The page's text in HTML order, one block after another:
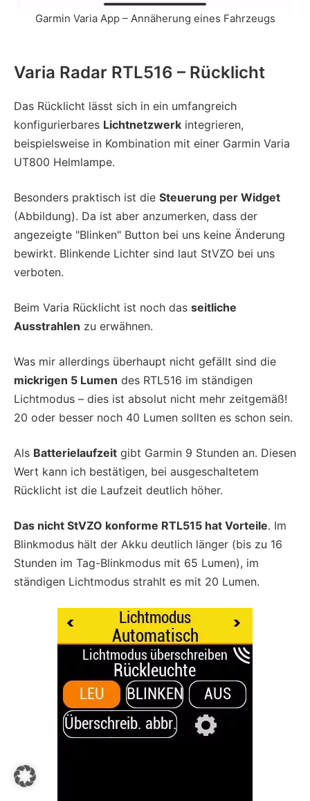
Garmin Varia App – Annäherung eines Fahrzeugs
Varia Radar RTL516 – Rücklicht
Das Rücklicht lässt sich in ein umfangreich
konfigurierbares Lichtnetzwerk integrieren,
beispielsweise in Kombination mit einer Garmin Varia
UT800 Helmlampe.
Besonders praktisch ist die Steuerung per Widget
(Abbildung). Da ist aber anzumerken, dass der
angezeigte "Blinken" Button bei uns keine Änderung
bewirkt. Blinkende Lichter sind laut StVZO bei uns
verboten.
Beim Varia Rücklicht ist noch das seitliche
Ausstrahlen zu erwähnen.
Was mir allerdings überhaupt nicht gefällt sind die
mickrigen 5 Lumen des RTL516 im ständigen
Lichtmodus – dies ist absolut nicht mehr zeitgemäß!
20 oder besser noch 40 Lumen sollten es schon sein.
Als Batterielaufzeit gibt Garmin 9 Stunden an. Diesen
Wert kann ich bestätigen, bei ausgeschaltetem
Rücklicht ist die Laufzeit deutlich höher.
Das nicht StVZO konforme RTL515 hat Vorteile. Im
Blinkmodus hält der Akku deutlich länger (bis zu 16
Stunden im Tag-Blinkmodus mit 65 Lumen), im
ständigen Lichtmodus strahlt es mit 20 Lumen.